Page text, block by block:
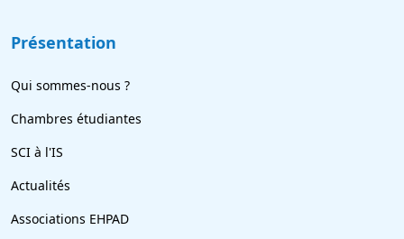
Présentation
Qui sommes-nous ?
Chambres étudiantes
SCI à l'IS
Actualités
Associations EHPAD